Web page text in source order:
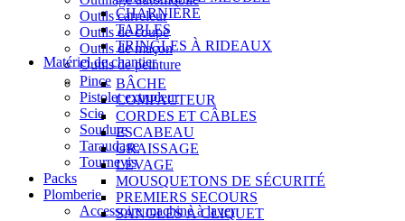
Outils carreleur
Outils de coupe
Outils de maçon
Outils de peinture
Pince
Pistolet extrudeur
Scie
Soudure
Taraudage
Tournevis
Packs
Plomberie
Accessoire machine à laver
CHARNIÈRE
TABLES
TRINGLES À RIDEAUX
Matériel de chantier
BÂCHE
COMPACTEUR
CORDES ET CÂBLES
ESCABEAU
GRAISSAGE
LEVAGE
MOUSQUETONS DE SÉCURITÉ
PREMIERS SECOURS
SANGLES À CLIQUET